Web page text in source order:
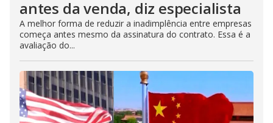
antes da venda, diz especialista
A melhor forma de reduzir a inadimplência entre empresas
começa antes mesmo da assinatura do contrato. Essa é a
avaliação do...